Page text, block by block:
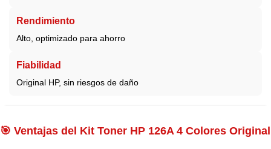
Rendimiento
Alto, optimizado para ahorro
Fiabilidad
Original HP, sin riesgos de daño
🎯 Ventajas del Kit Toner HP 126A 4 Colores Original